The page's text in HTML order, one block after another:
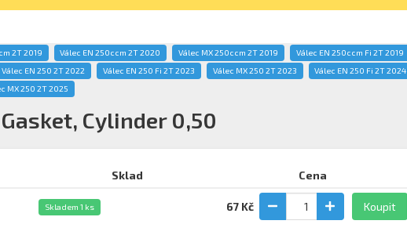
2T 2019 Válec EN 250ccm 2T 2020 Válec MX 250ccm 2T 2019 Válec EN 250ccm Fi 2T 2019
Válec EN 250 2T 2022 Válec EN 250 Fi 2T 2023 Válec MX 250 2T 2023 Válec EN 250 Fi 2T 2024
MX 250 2T 2025
Gasket, Cylinder 0,50
Sklad Cena
Skladem 1 ks 67 Kč Koupit